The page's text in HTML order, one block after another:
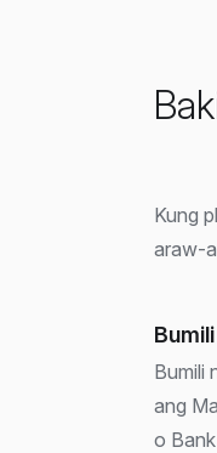
Kung
araw-
Bumili
ang
o